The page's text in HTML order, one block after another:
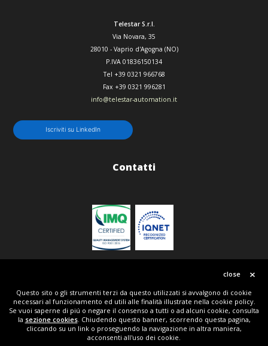
Contatti
Telestar S.r.l.
Via Novara, 35
28010 - Vaprio d'Agogna (NO)
P.IVA 01836150134
Tel +39 0321 966768
Fax +39 0321 996281
info@telestar-automation.it
Iscriviti su LinkedIn
© Copyright 2018 | All Rights Reserved | Telestar srl P.IVA IT01836150134 | Powered by Tripla
W + Telestar
close
Questo sito o gli strumenti terzi da questo utilizzati si avvalgono di cookie
necessari al funzionamento ed utili alle finalità illustrate nella cookie policy.
Se vuoi saperne di piú o negare il consenso a tutti o ad alcuni cookie, consulta
la sezione cookies. Chiudendo questo banner, scorrendo questa pagina,
cliccando su un link o proseguendo la navigazione in altra maniera,
acconsenti all'uso dei cookie.